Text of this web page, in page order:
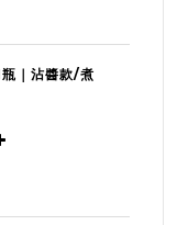
｜沾醬款/煮